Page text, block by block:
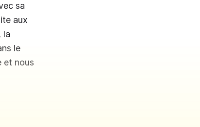
sa
aux
la
le
et nous